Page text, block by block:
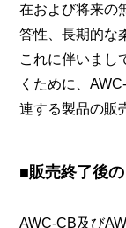
在および将来の
答性、長期的な
これに伴いまし
くために、
連する製品の販
■販売終了後
AWC-CB及び